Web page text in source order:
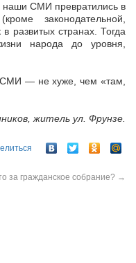
СМИ превратились в
законодательной,
развитых странах. Тогда
народа до уровня,
СМИ — не хуже, чем «там,
житель ул. Фрунзе.
за гражданское собрание? →